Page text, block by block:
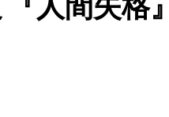
人間失格